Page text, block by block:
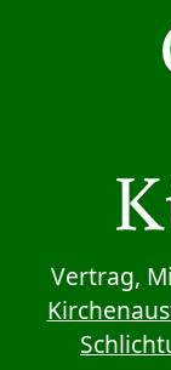
Sprung zum
Vertrag,